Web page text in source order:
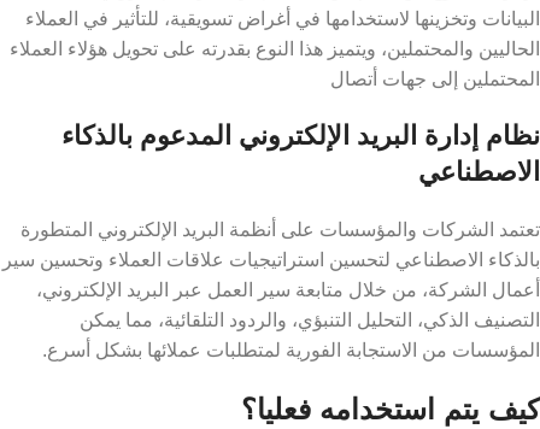
البيانات وتخزينها لاستخدامها في أغراض تسويقية، للتأثير في العملاء
الحاليين والمحتملين، ويتميز هذا النوع بقدرته على تحويل هؤلاء العملاء
المحتملين إلى جهات أتصال
نظام إدارة البريد الإلكتروني المدعوم بالذكاء
الاصطناعي
تعتمد الشركات والمؤسسات على أنظمة البريد الإلكتروني المتطورة
بالذكاء الاصطناعي لتحسين استراتيجيات علاقات العملاء وتحسين سير
أعمال الشركة، من خلال متابعة سير العمل عبر البريد الإلكتروني،
التصنيف الذكي، التحليل التنبؤي، والردود التلقائية، مما يمكن
المؤسسات من الاستجابة الفورية لمتطلبات عملائها بشكل أسرع.
كيف يتم استخدامه فعليا؟